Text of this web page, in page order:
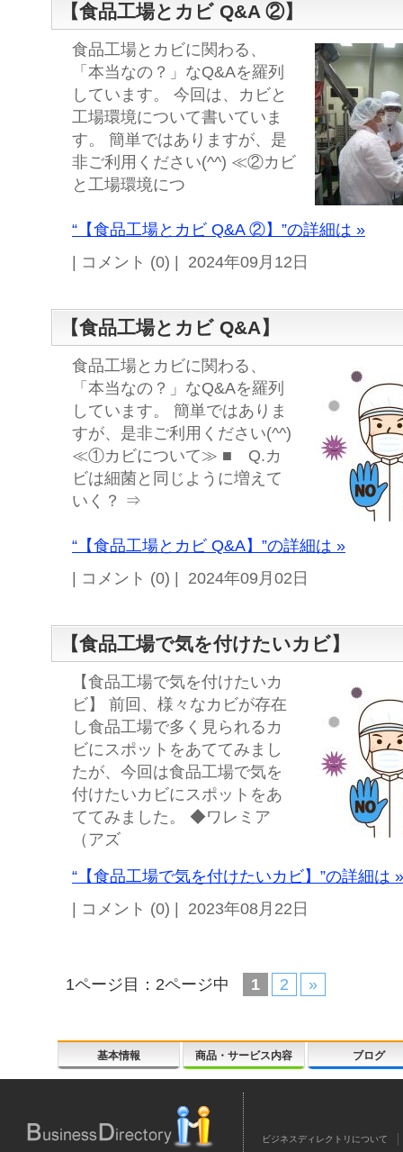
【食品工場とカビ Q&A ②】
食品工場とカビに関わる、
「本当なの？」なQ&Aを羅列
しています。 今回は、カビと
工場環境について書いていま
す。 簡単ではありますが、是
非ご利用ください(^^) ≪②カビ
と工場環境につ
“【食品工場とカビ Q&A ②】”の詳細は »
| コメント (0) | 2024年09月12日
【食品工場とカビ Q&A】
食品工場とカビに関わる、
「本当なの？」なQ&Aを羅列
しています。 簡単ではありま
すが、是非ご利用ください(^^)
≪①カビについて≫ ■ Q.カ
ビは細菌と同じように増えて
いく？ ⇒
“【食品工場とカビ Q&A】”の詳細は »
| コメント (0) | 2024年09月02日
【食品工場で気を付けたいカビ】
【食品工場で気を付けたいカ
ビ】 前回、様々なカビが存在
し食品工場で多く見られるカ
ビにスポットをあててみまし
たが、今回は食品工場で気を
付けたいカビにスポットをあ
ててみました。 ◆ワレミア
（アズ
“【食品工場で気を付けたいカビ】”の詳細は »
| コメント (0) | 2023年08月22日
1ページ目：2ページ中 1 2 »
基本情報 商品・サービス内容 ブログ
ビジネスディレクトリについて